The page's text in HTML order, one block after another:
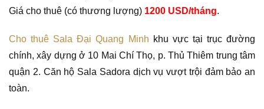
Giá cho thuê (có thương lượng) 1200 USD/tháng.
Cho thuê Sala Đại Quang Minh khu vực tại trục đường
chính, xây dựng ở 10 Mai Chí Thọ, p. Thủ Thiêm trung tâm
quận 2. Căn hộ Sala Sadora dịch vụ vượt trội đảm bảo an
toàn.